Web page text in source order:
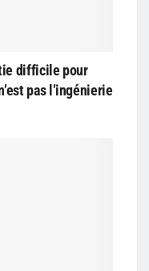
difficile pour
pas l’ingénierie